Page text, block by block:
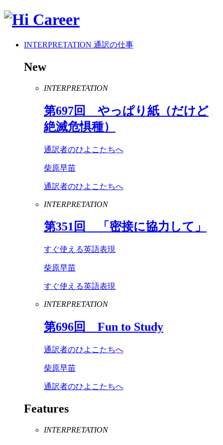
INTERPRETATION 通訳の仕事
New
INTERPRETATION
第697回 やっぱり紙（だけど
絶滅危惧種）
通訳者のひよこたちへ
柴原早苗
通訳者のひよこたちへ
INTERPRETATION
第351回 「密接に協力して」
すぐ使える英語表現
柴原早苗
すぐ使える英語表現
INTERPRETATION
第696回 Fun to Study
通訳者のひよこたちへ
柴原早苗
通訳者のひよこたちへ
Features
INTERPRETATION